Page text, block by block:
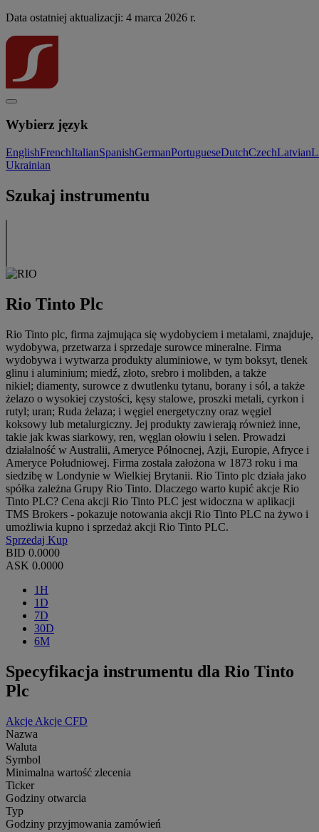
Data ostatniej aktualizacji: 4 marca 2026 r.
Wybierz język
EnglishFrenchItalianSpanishGermanPortugueseDutchCzechLatvian
Ukrainian
Szukaj instrumentu
Rio Tinto Plc
Rio Tinto plc, firma zajmująca się wydobyciem i metalami, znajduje,
wydobywa, przetwarza i sprzedaje surowce mineralne. Firma
wydobywa i wytwarza produkty aluminiowe, w tym boksyt, tlenek
glinu i aluminium; miedź, złoto, srebro i molibden, a także
nikiel; diamenty, surowce z dwutlenku tytanu, borany i sól, a także
żelazo o wysokiej czystości, kęsy stalowe, proszki metali, cyrkon i
rutyl; uran; Ruda żelaza; i węgiel energetyczny oraz węgiel
koksowy lub metalurgiczny. Jej produkty zawierają również inne,
takie jak kwas siarkowy, ren, węglan ołowiu i selen. Prowadzi
działalność w Australii, Ameryce Północnej, Azji, Europie, Afryce i
Ameryce Południowej. Firma została założona w 1873 roku i ma
siedzibę w Londynie w Wielkiej Brytanii. Rio Tinto plc działa jako
spółka zależna Grupy Rio Tinto. Dlaczego warto kupić akcje Rio
Tinto PLC? Cena akcji Rio Tinto PLC jest widoczna w aplikacji
TMS Brokers - pokazuje notowania akcji Rio Tinto PLC na żywo i
umożliwia kupno i sprzedaż akcji Rio Tinto PLC.
Sprzedaj Kup
BID 0.0000
ASK 0.0000
1H
1D
7D
30D
6M
Specyfikacja instrumentu dla Rio Tinto
Plc
Akcje Akcje CFD
Nazwa
Waluta
Symbol
Minimalna wartość zlecenia
Ticker
Godziny otwarcia
Typ
Godziny przyjmowania zamówień